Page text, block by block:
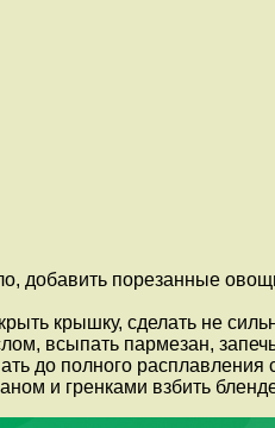
добавить порезанные
крышку, сделать не
всыпать пармезан,
до полного
и гренками взбить